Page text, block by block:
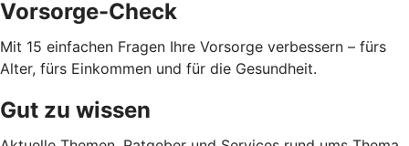
Vorsorge-Check
Mit 15 einfachen Fragen Ihre Vorsorge verbessern – fürs
Alter, fürs Einkommen und für die Gesundheit.
Gut zu wissen